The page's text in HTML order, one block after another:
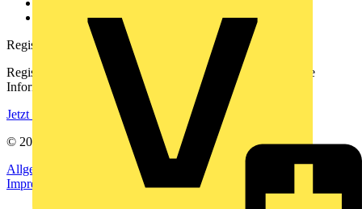
voltimum.com
Registrierung
Registrieren Sie sich kostenlos und erhalten Sie stets aktuelle
Informationen aus der Elektroindustrie.
Jetzt registrieren
© 2002-
Voltimum
Allgemeine Geschäftsbedingungen
Datenschutzerklärung
Impressum